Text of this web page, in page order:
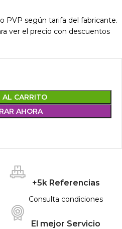
PVP según tarifa del fabricante.
ver el precio con descuentos
AL CARRITO
AHORA
+5k Referencias
Consulta condiciones
El mejor Servicio